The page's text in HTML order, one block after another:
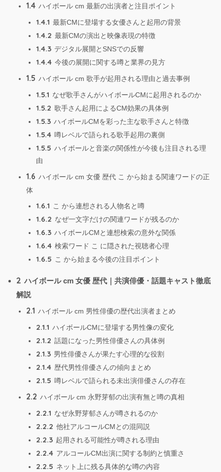
1.4 ハイボール cm 最新の出演者と注目ポイント
1.4.1 最新CMに登場する女優さんと起用の背景
1.4.2 最新CMの演出と映像表現の特徴
1.4.3 デジタル展開とSNSでの反響
1.4.4 今後の展開に関する噂と業界の見方
1.5 ハイボール cm 歌手が起用される理由と過去事例
1.5.1 なぜ歌手さんがハイボールCMに起用されるのか
1.5.2 歌手さん起用によるCM効果の具体例
1.5.3 ハイボールCMを彩った主な歌手さんと特徴
1.5.4 噂レベルで語られる歌手起用の裏側
1.5.5 ハイボールと音楽の関係性が今後も注目される理
由
1.6 ハイボール cm 女優 歴代 こ から始まる関連ワードの正
体
1.6.1 こ から連想される人物名と噂
1.6.2 なぜ一文字だけの関連ワードが残るのか
1.6.3 ハイボールCMと連想検索の意外な関係
1.6.4 検索ワード こ に隠された視聴者心理
1.6.5 こ から始まる今後の注目ポイント
2 ハイボール cm 女優 歴代｜共演俳優・話題キャスト徹底
解説
2.1 ハイボール cm 男性俳優の歴代出演者まとめ
2.1.1 ハイボールCMに登場する男性像の変化
2.1.2 話題になった男性俳優さんの具体例
2.1.3 男性俳優さんが果たす心理的な役割
2.1.4 歴代男性俳優さんの傾向まとめ
2.1.5 噂レベルで語られる未出演俳優さんの存在
2.2 ハイボール cm 永野芽郁の出演有無と噂の真相
2.2.1 なぜ永野芽郁さんが噂されるのか
2.2.2 他社アルコールCMとの混同説
2.2.3 起用される可能性が噂される理由
2.2.4 アルコールCM出演に関する制約と慎重さ
2.2.5 ネット上に残る具体的な噂の内容